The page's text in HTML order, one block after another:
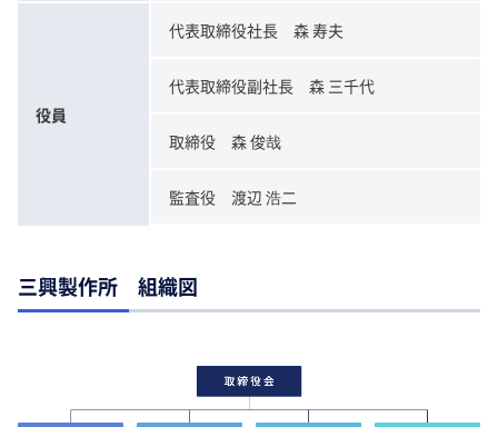
役員
代表取締役社長 森 寿夫
代表取締役副社長 森 三千代
取締役 森 俊哉
監査役 渡辺 浩二
三興製作所 組織図